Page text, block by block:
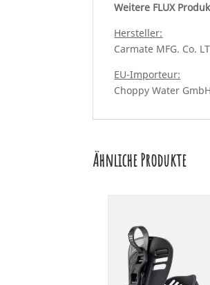
Weitere FLUX
Hersteller:
Carmate MFG. Co.
EU-Importeur:
Choppy Water
Ähnliche Produkte